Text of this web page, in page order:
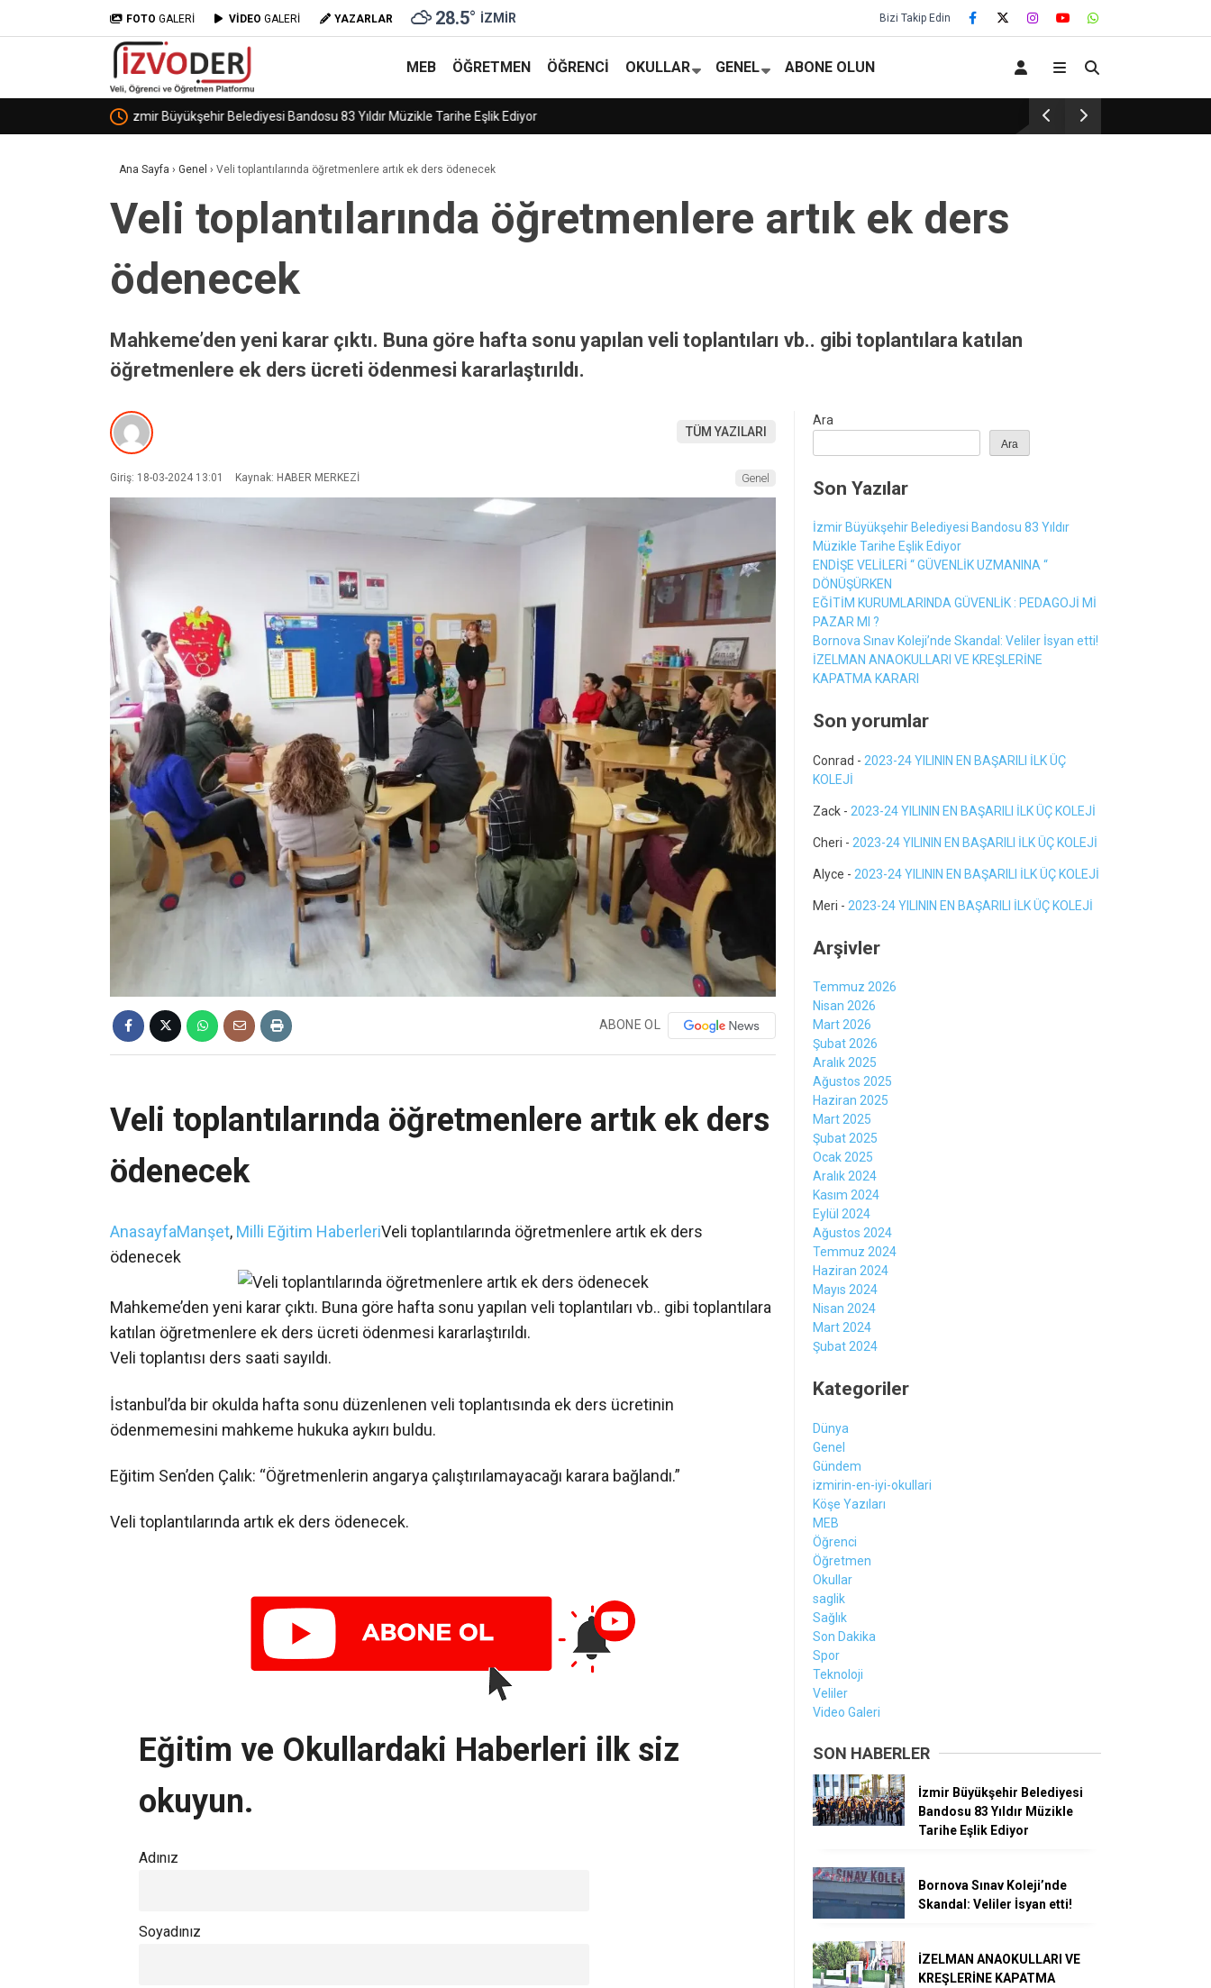
FOTO GALERİ VİDEO GALERİ YAZARLAR 28.5° İZMIR Bizi Takip Edin
MEB ÖĞRETMEN ÖĞRENCI OKULLAR GENEL ABONE OLUN
ENDİŞE VELİLERİ “ GÜVENLİK UZMANINA “ DÖNÜŞÜRKEN EĞİTİM KURUMLARINDA GÜVENLİK :
Ana Sayfa › Genel › Veli toplantılarında öğretmenlere artık ek ders ödenecek
Veli toplantılarında öğretmenlere artık ek ders
ödenecek
Mahkeme’den yeni karar çıktı. Buna göre hafta sonu yapılan veli toplantıları vb.. gibi toplantılara katılan
öğretmenlere ek ders ücreti ödenmesi kararlaştırıldı.
TÜM YAZILARI
Giriş: 18-03-2024 13:01 Kaynak: HABER MERKEZİ Genel
ABONE OL
Veli toplantılarında öğretmenlere artık ek ders
ödenecek
AnasayfaManşet, Milli Eğitim HaberleriVeli toplantılarında öğretmenlere artık ek ders
ödenecek
Mahkeme’den yeni karar çıktı. Buna göre hafta sonu yapılan veli toplantıları vb.. gibi toplantılara
katılan öğretmenlere ek ders ücreti ödenmesi kararlaştırıldı.
Veli toplantısı ders saati sayıldı.
İstanbul’da bir okulda hafta sonu düzenlenen veli toplantısında ek ders ücretinin
ödenmemesini mahkeme hukuka aykırı buldu.
Eğitim Sen’den Çalık: “Öğretmenlerin angarya çalıştırılamayacağı karara bağlandı.”
Veli toplantılarında artık ek ders ödenecek.
Eğitim ve Okullardaki Haberleri ilk siz
okuyun.
Adınız
Soyadınız
Ara
Ara
Son Yazılar
İzmir Büyükşehir Belediyesi Bandosu 83 Yıldır
Müzikle Tarihe Eşlik Ediyor
ENDİŞE VELİLERİ “ GÜVENLİK UZMANINA “
DÖNÜŞÜRKEN
EĞİTİM KURUMLARINDA GÜVENLİK : PEDAGOJİ Mİ
PAZAR MI ?
Bornova Sınav Koleji’nde Skandal: Veliler İsyan etti!
İZELMAN ANAOKULLARI VE KREŞLERİNE
KAPATMA KARARI
Son yorumlar
Conrad - 2023-24 YILININ EN BAŞARILI İLK ÜÇ
KOLEJİ
Zack - 2023-24 YILININ EN BAŞARILI İLK ÜÇ KOLEJİ
Cheri - 2023-24 YILININ EN BAŞARILI İLK ÜÇ KOLEJİ
Alyce - 2023-24 YILININ EN BAŞARILI İLK ÜÇ KOLEJİ
Meri - 2023-24 YILININ EN BAŞARILI İLK ÜÇ KOLEJİ
Arşivler
Temmuz 2026
Nisan 2026
Mart 2026
Şubat 2026
Aralık 2025
Ağustos 2025
Haziran 2025
Mart 2025
Şubat 2025
Ocak 2025
Aralık 2024
Kasım 2024
Eylül 2024
Ağustos 2024
Temmuz 2024
Haziran 2024
Mayıs 2024
Nisan 2024
Mart 2024
Şubat 2024
Kategoriler
Dünya
Genel
Gündem
izmirin-en-iyi-okullari
Köşe Yazıları
MEB
Öğrenci
Öğretmen
Okullar
saglik
Sağlık
Son Dakika
Spor
Teknoloji
Veliler
Video Galeri
SON HABERLER
İzmir Büyükşehir Belediyesi
Bandosu 83 Yıldır Müzikle
Tarihe Eşlik Ediyor
Bornova Sınav Koleji’nde
Skandal: Veliler İsyan etti!
İZELMAN ANAOKULLARI VE
KREŞLERİNE KAPATMA